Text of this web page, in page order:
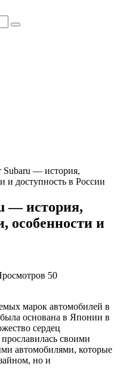
Subaru — история,
и доступность в России
— история,
особенности и
50
марок автомобилей в
основана в Японии в
сердец
своими
автомобилями, которые
но и